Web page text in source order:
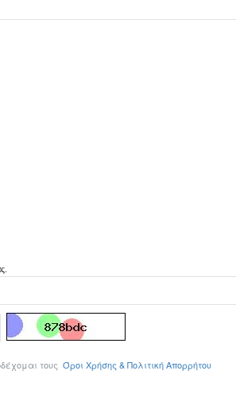
τους Όροι Χρήσης & Πολιτική Απορρήτου